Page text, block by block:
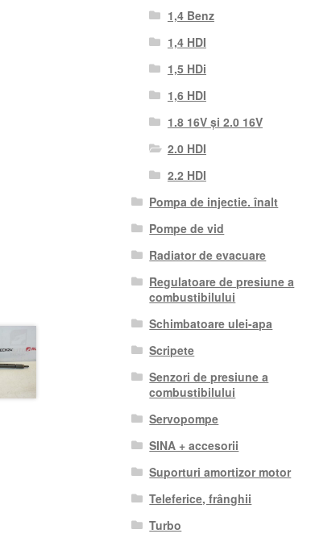
1,4 Benz
1,4 HDI
1,5 HDi
1,6 HDI
1.8 16V și 2.0 16V
2.0 HDI
2.2 HDI
Pompa de injectie. înalt
Pompe de vid
Radiator de evacuare
Regulatoare de presiune a
combustibilului
Schimbatoare ulei-apa
Scripete
Senzori de presiune a
combustibilului
Servopompe
SINA + accesorii
Suporturi amortizor motor
Teleferice, frânghii
Turbo